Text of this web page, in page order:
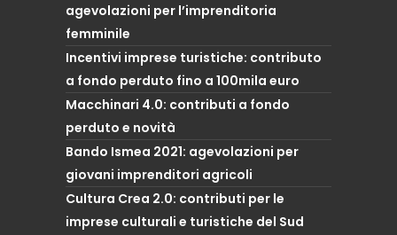
agevolazioni per l’imprenditoria
femminile
Incentivi imprese turistiche: contributo
a fondo perduto fino a 100mila euro
Macchinari 4.0: contributi a fondo
perduto e novità
Bando Ismea 2021: agevolazioni per
giovani imprenditori agricoli
Cultura Crea 2.0: contributi per le
imprese culturali e turistiche del Sud